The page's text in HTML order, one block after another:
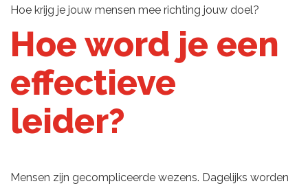
Hoe krijg je jouw mensen mee richting jouw doel?
Hoe word je een
effectieve
leider?
Mensen zijn gecompliceerde wezens. Dagelijks worden